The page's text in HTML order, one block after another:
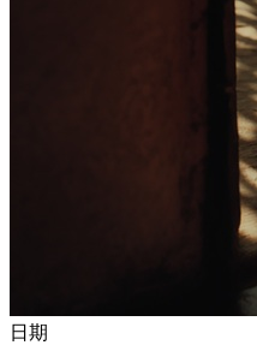
日期